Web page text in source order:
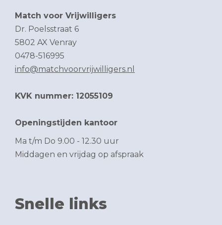
Match voor Vrijwilligers
Dr. Poelsstraat 6
5802 AX Venray
0478-516995
info@matchvoorvrijwilligers.nl
KVK nummer: 12055109
Openingstijden kantoor
Ma t/m Do 9.00 - 12.30 uur
Middagen en vrijdag op afspraak
Snelle links